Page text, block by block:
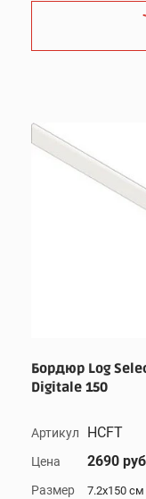
Бордюр Log
Digitale 150
Артикул HCFT
Цена 2690
Размер 7.2x150 см